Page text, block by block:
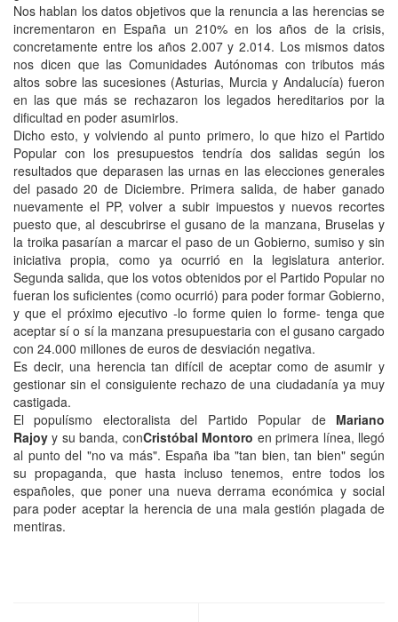
Nos hablan los datos objetivos que la renuncia a las herencias se
incrementaron en España un 210% en los años de la crisis,
concretamente entre los años 2.007 y 2.014. Los mismos datos
nos dicen que las Comunidades Autónomas con tributos más
altos sobre las sucesiones (Asturias, Murcia y Andalucía) fueron
en las que más se rechazaron los legados hereditarios por la
dificultad en poder asumirlos.
Dicho esto, y volviendo al punto primero, lo que hizo el Partido
Popular con los presupuestos tendría dos salidas según los
resultados que deparasen las urnas en las elecciones generales
del pasado 20 de Diciembre. Primera salida, de haber ganado
nuevamente el PP, volver a subir impuestos y nuevos recortes
puesto que, al descubrirse el gusano de la manzana, Bruselas y
la troika pasarían a marcar el paso de un Gobierno, sumiso y sin
iniciativa propia, como ya ocurrió en la legislatura anterior.
Segunda salida, que los votos obtenidos por el Partido Popular no
fueran los suficientes (como ocurrió) para poder formar Gobierno,
y que el próximo ejecutivo -lo forme quien lo forme- tenga que
aceptar sí o sí la manzana presupuestaria con el gusano cargado
con 24.000 millones de euros de desviación negativa.
Es decir, una herencia tan difícil de aceptar como de asumir y
gestionar sin el consiguiente rechazo de una ciudadanía ya muy
castigada.
El populísmo electoralista del Partido Popular deMariano
Rajoy y su banda, conCristóbal Montoro en primera línea, llegó
al punto del "no va más". España iba "tan bien, tan bien" según
su propaganda, que hasta incluso tenemos, entre todos los
españoles, que poner una nueva derrama económica y social
para poder aceptar la herencia de una mala gestión plagada de
mentiras.